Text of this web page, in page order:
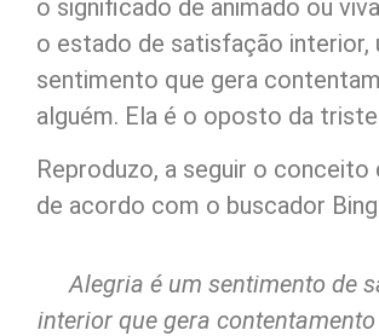
o significado de animado ou
o estado de satisfação interior,
sentimento que gera
alguém. Ela é o oposto da
Reproduzo, a seguir o conceito
de acordo com o buscador
Alegria é um sentimento de
interior que gera